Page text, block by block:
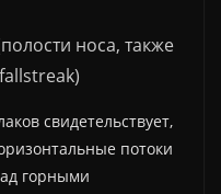
носа, также
свидетельствует,
потоки
горными